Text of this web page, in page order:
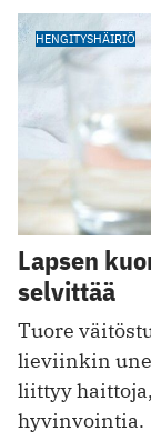
HENGITYSHÄIRIÖ
Lapsen
selvittää
Tuore
lieviinkin
liittyy
hyvinvointia.